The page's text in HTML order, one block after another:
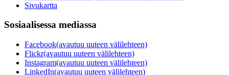
Sivukartta
Sosiaalisessa mediassa
Facebook(avautuu uuteen välilehteen)
Flickr(avautuu uuteen välilehteen)
Instagram(avautuu uuteen välilehteen)
LinkedIn(avautuu uuteen välilehteen)